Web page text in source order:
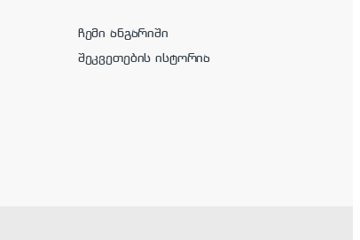
ჩემი ანგარიში
შეკვეთების ისტორია